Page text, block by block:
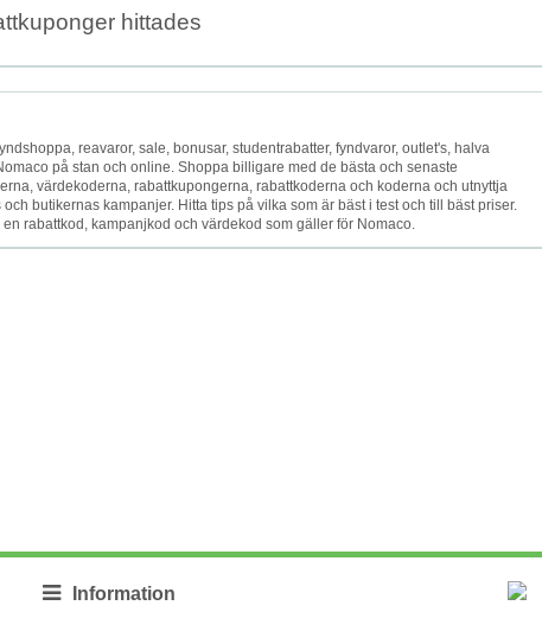
hittades
reavaror, sale, bonusar, studentrabatter, fyndvaror, outlet's, halva
på stan och online. Shoppa billigare med de bästa och senaste
värdekoderna, rabattkupongerna, rabattkoderna och koderna och utnyttja
butikernas kampanjer. Hitta tips på vilka som är bäst i test och till bäst priser.
rabattkod, kampanjkod och värdekod som gäller för Nomaco.
Information